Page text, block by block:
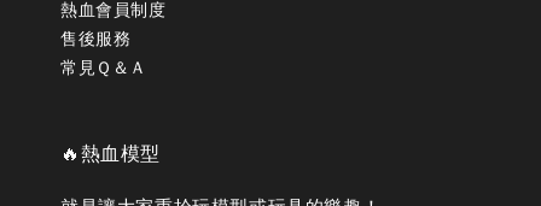
熱血會員制度
售後服務
常見Ｑ＆Ａ
🔥熱血模型